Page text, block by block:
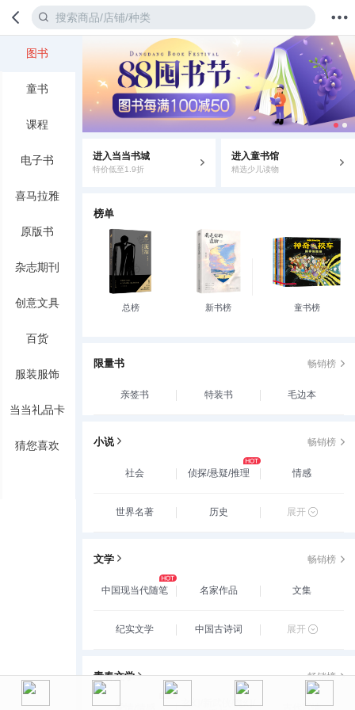
值得买 我的当当
图书
童书
课程
电子书
喜马拉雅
原版书
杂志期刊
创意文具
百货
服装服饰
当当礼品卡
猜您喜欢
进入当当书城
特价低至1.9折
进入童书馆
精选少儿读物
榜单
总榜 新书榜 童书榜
限量书 畅销榜
亲签书 特装书 毛边本
小说 畅销榜
社会 侦探/悬疑/推理 情感
世界名著 历史 展开
文学 畅销榜
中国现当代随笔 名家作品 文集
纪实文学 中国古诗词 展开
青春文学 畅销榜
玄幻/新武侠/魔幻/